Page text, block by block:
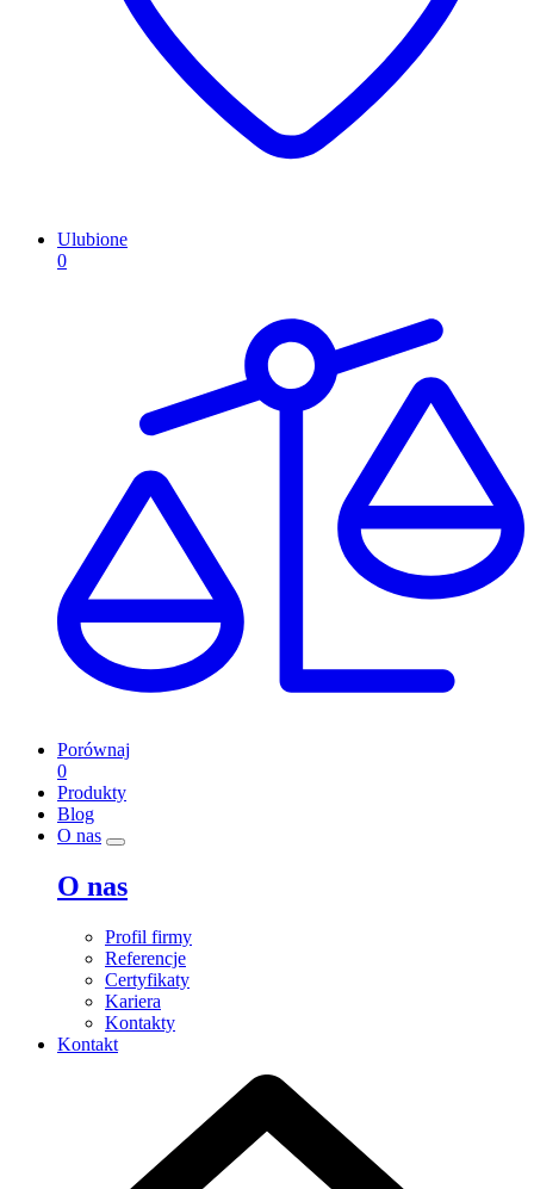
Ulubione
0
Porównaj
0
Produkty
Blog
O nas
O nas
Profil firmy
Referencje
Certyfikaty
Kariera
Kontakty
Kontakt